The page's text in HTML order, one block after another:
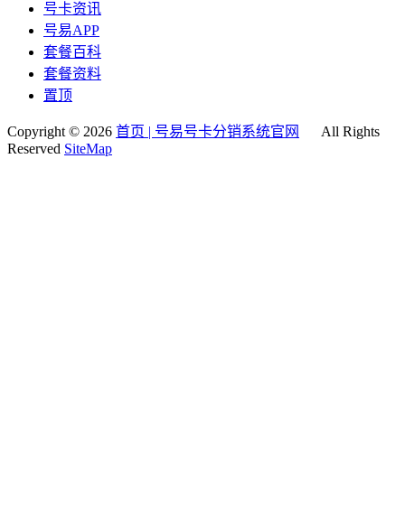
号卡资讯
号易APP
套餐百科
套餐资料
置顶
Copyright © 2026 首页 | 号易号卡分销系统官网
All Rights
Reserved SiteMap